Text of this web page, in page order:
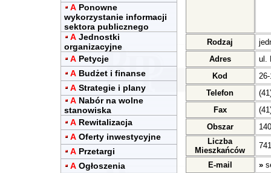
A Ponowne
wykorzystanie informacji
sektora publicznego
A Jednostki
organizacyjne
A Petycje
A Budżet i finanse
A Strategie i plany
A Nabór na wolne
stanowiska
A Rewitalizacja
A Oferty inwestycyjne
A Przetargi
A Ogłoszenia
Rodzaj
Adres
ul.
Kod
Telefon
Fax
Obszar
Liczba
Mieszkańców
E-mail »